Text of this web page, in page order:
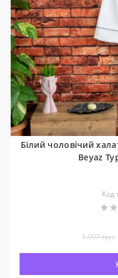
Білий чоловічий
Beyaz
Код
1 997 грн.